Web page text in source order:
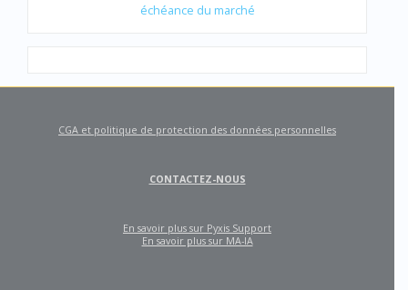
échéance du marché
CGA et politique de protection des données personnelles
CONTACTEZ-NOUS
En savoir plus sur Pyxis Support
En savoir plus sur MA-IA